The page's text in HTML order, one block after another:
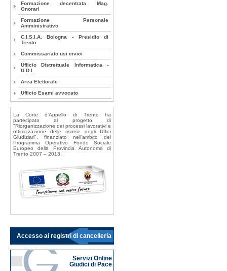
Formazione decentrata Mag.
Onorari
Formazione Personale
Amministrativo
C.I.S.I.A. Bologna - Presidio di
Trento
Commissariato usi civici
Ufficio Distrettuale Informatica -
U.D.I.
Area Elettorale
Ufficio Esami avvocato
La Corte d'Appello di Trento ha
partecipato al progetto di
"Riorganizzazione dei processi lavorativi e
ottimizzazione delle risorse degli Uffici
Giudiziari", finanziato nell'ambito del
Programma Operativo Fondo Sociale
Europeo della Provincia Autonoma di
Trento 2007 – 2013.
Accesso ai registri di cancelleria
Servizi Online
Giudici di Pace